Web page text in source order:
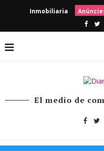
Inmobiliaria
El medio de